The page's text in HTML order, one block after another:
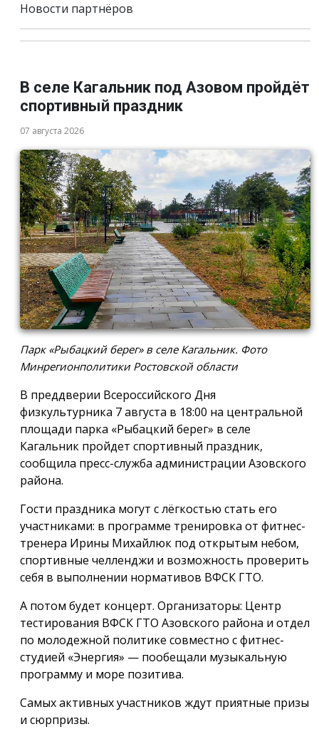
Новости партнёров
В селе Кагальник под Азовом пройдёт
спортивный праздник
07 августа 2026
Парк «Рыбацкий берег» в селе Кагальник. Фото
Минрегионполитики Ростовской области
В преддверии Всероссийского Дня
физкультурника 7 августа в 18:00 на центральной
площади парка «Рыбацкий берег» в селе
Кагальник пройдет спортивный праздник,
сообщила пресс-служба администрации Азовского
района.
Гости праздника могут с лёгкостью стать его
участниками: в программе тренировка от фитнес-
тренера Ирины Михайлюк под открытым небом,
спортивные челленджи и возможность проверить
себя в выполнении нормативов ВФСК ГТО.
А потом будет концерт. Организаторы: Центр
тестирования ВФСК ГТО Азовского района и отдел
по молодежной политике совместно с фитнес-
студией «Энергия» — пообещали музыкальную
программу и море позитива.
Самых активных участников ждут приятные призы
и сюрпризы.